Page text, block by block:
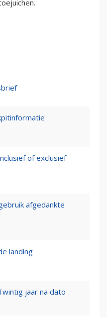
of exclusief
afgedankte
landing
jaar na dato